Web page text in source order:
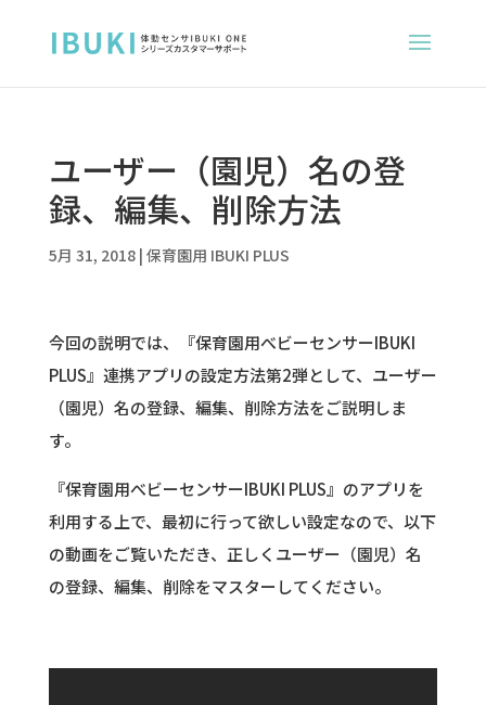
ユーザー（園児）名の登
録、編集、削除方法
5月 31, 2018| 保育園用 IBUKI PLUS
今回の説明では、『保育園用べビーセンサーIBUKI
PLUS』連携アプリの設定方法第2弾として、ユーザー
（園児）名の登録、編集、削除方法をご説明しま
す。
『保育園用べビーセンサーIBUKI PLUS』のアプリを
利用する上で、最初に行って欲しい設定なので、以下
の動画をご覧いただき、正しくユーザー（園児）名
の登録、編集、削除をマスターしてください。